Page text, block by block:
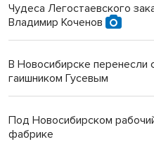
Чудеса Легостаевского
Владимир Коченов
В Новосибирске перенесли
гаишником Гусевым
Под Новосибирском
фабрике